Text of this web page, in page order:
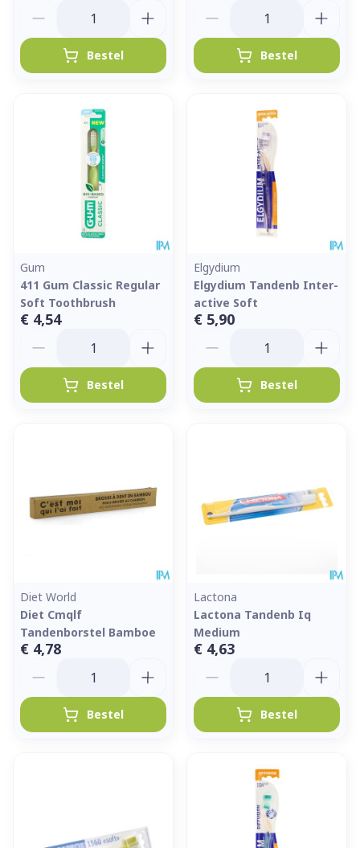
Bestel Bestel
Gum
411 Gum Classic Regular
Soft Toothbrush
€ 4,54
Bestel
Elgydium
Elgydium Tandenb Inter-
active Soft
€ 5,90
Bestel
Diet World
Diet Cmqlf
Tandenborstel Bamboe
€ 4,78
Bestel
Lactona
Lactona Tandenb Iq
Medium
€ 4,63
Bestel